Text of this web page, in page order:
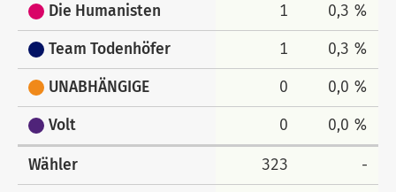
Die Humanisten 1 0,3 %
Team Todenhöfer 1 0,3 %
UNABHÄNGIGE 0 0,0 %
Volt 0 0,0 %
Wähler 323 -